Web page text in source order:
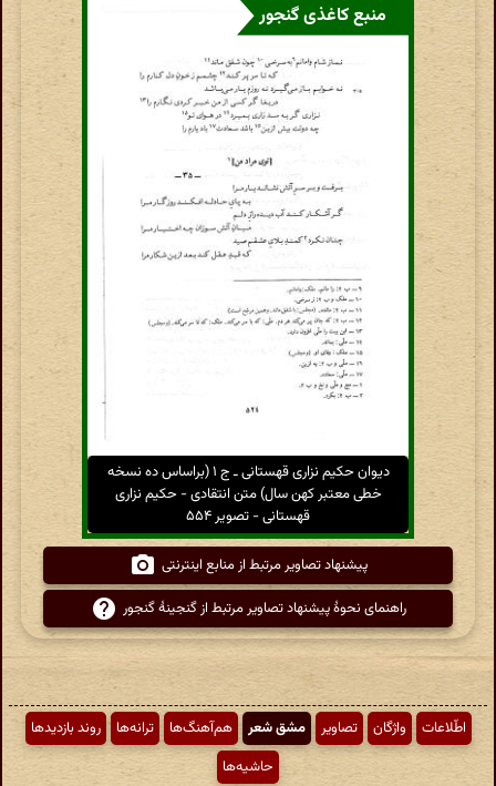
منبع کاغذی گنجور
دیوان حکیم نزاری قهستانی ـ ج ۱ (براساس ده نسخه
خطی معتبر کهن سال) متن انتقادی - حکیم نزاری
قهستانی - تصویر ۵۵۴
پیشنهاد تصاویر مرتبط از منابع اینترنتی
راهنمای نحوهٔ پیشنهاد تصاویر مرتبط از گنجینهٔ گنجور
اطّلاعات واژگان تصاویر مشق شعر هم‌آهنگ‌ها ترانه‌ها
روند بازدیدها
حاشیه‌ها